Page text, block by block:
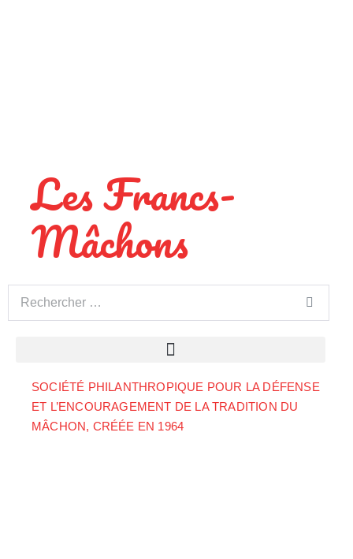
Les Francs-
Mâchons
SOCIÉTÉ PHILANTHROPIQUE POUR LA DÉFENSE
ET L’ENCOURAGEMENT DE LA TRADITION DU
MÂCHON, CRÉÉE EN 1964